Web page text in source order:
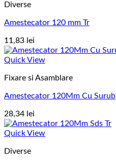
Diverse
Amestecator 120 mm Tr
11,83 lei
Quick View
Fixare si Asamblare
Amestecator 120Mm Cu Surub
28,34 lei
Quick View
Diverse